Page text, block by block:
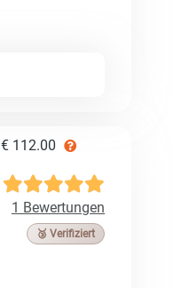
€ 112.00
1 Bewertungen
🥉 Verifiziert